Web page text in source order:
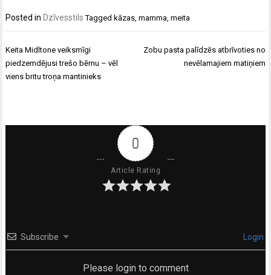
Posted in Dzīvesstils Tagged kāzas,mamma,meita
Ziņu
izvēlne
Keita Midltone veiksmīgi
piedzemdējusi trešo bērnu – vēl
viens britu troņa mantinieks
Zobu pasta palīdzēs atbrīvoties no
nevēlamajiem matiņiem
0
Article Rating
Subscribe Login
Please login to comment